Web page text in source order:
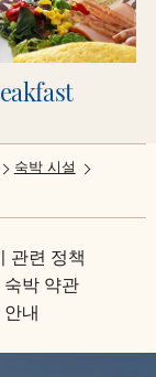
숙박 시설
관련 정책
숙박 약관
내